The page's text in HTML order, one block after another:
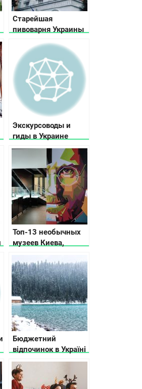
Старейшая
пивоварня Украины
Микулинцы
Экскурсоводы и
гиды в Украине
Топ-13 необычных
музеев Киева,
Бюджетний
відпочинок в Україні
взимку